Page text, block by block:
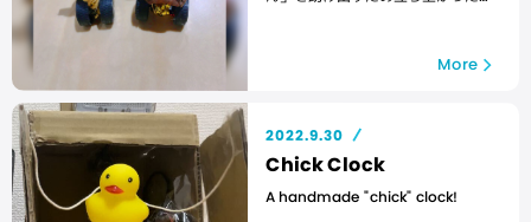
More
2022.9.30
Chick Clock
A handmade "chick" clock!